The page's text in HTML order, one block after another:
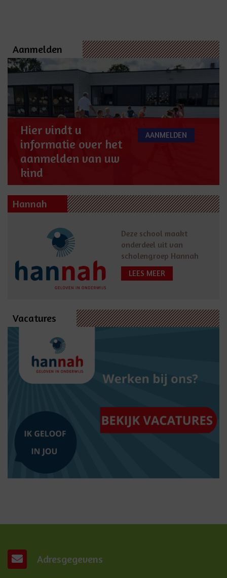
Aanmelden
Hier vindt u
informatie over het
aanmelden van uw
kind
AANMELDEN
Hannah
Deze school maakt
onderdeel uit van
scholengroep Hannah
LEES MEER
Vacatures
Adresgegevens